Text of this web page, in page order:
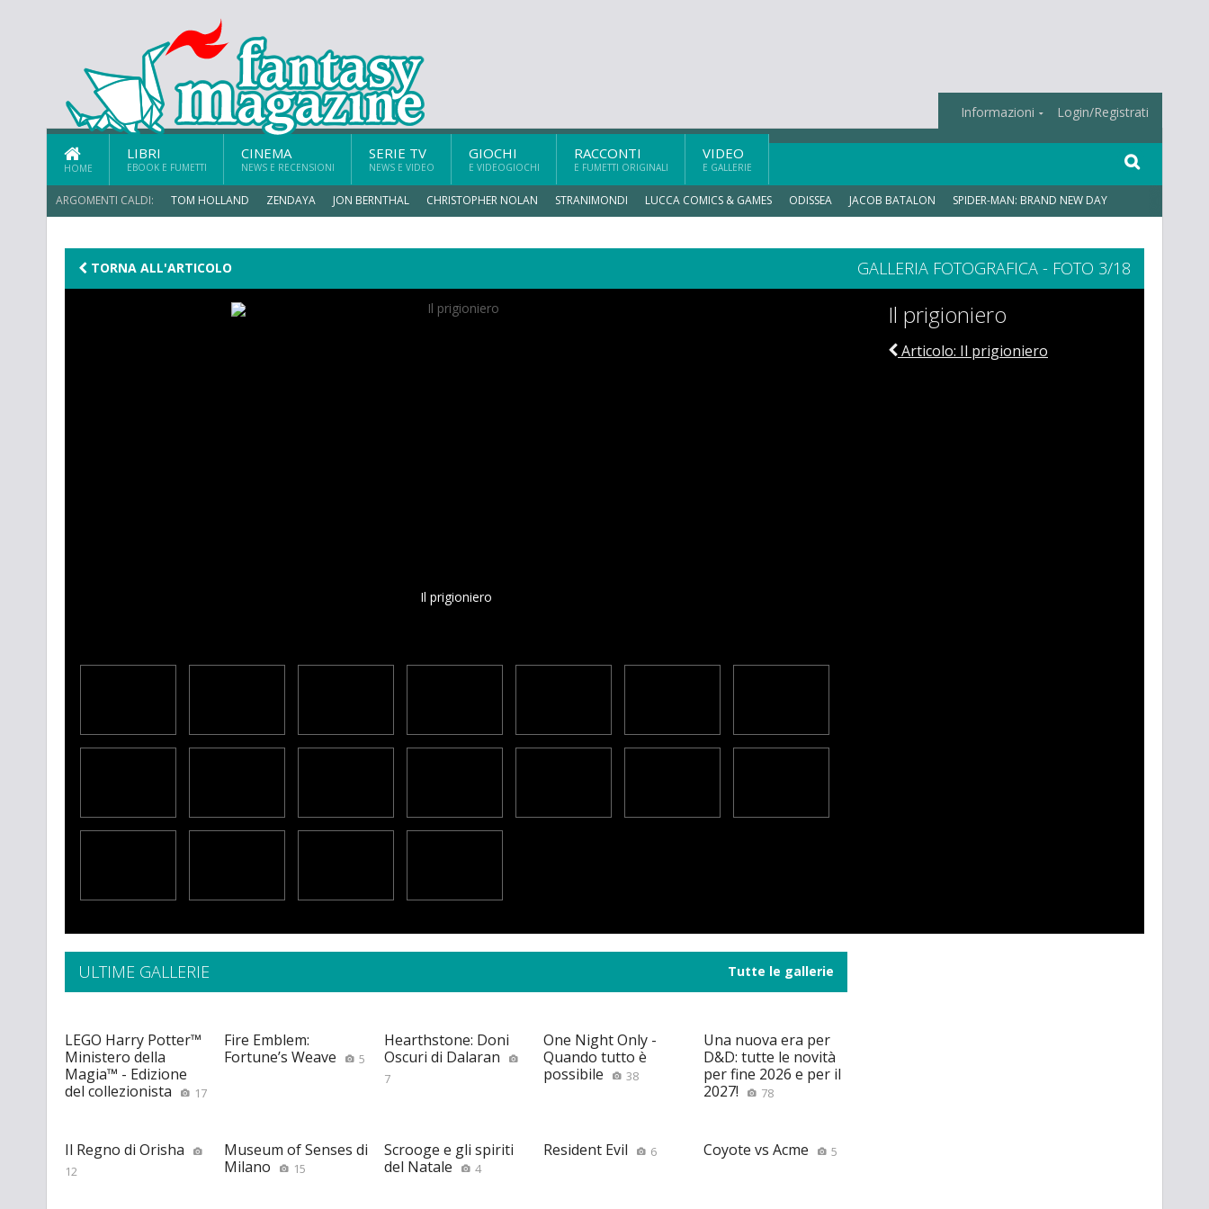
Informazioni Login/Registrati
HOME
LIBRI
EBOOK E FUMETTI
CINEMA
NEWS E RECENSIONI
SERIE TV
NEWS E VIDEO
GIOCHI
E VIDEOGIOCHI
RACCONTI
E FUMETTI ORIGINALI
VIDEO
E GALLERIE
ARGOMENTI CALDI: TOM HOLLAND ZENDAYA JON BERNTHAL CHRISTOPHER NOLAN STRANIMONDI LUCCA COMICS & GAMES ODISSEA JACOB BATALON SPIDER-MAN: BRAND NEW DAY
GALLERIA FOTOGRAFICA - FOTO 3/18
TORNA ALL'ARTICOLO
Il prigioniero
Il prigioniero
Articolo: Il prigioniero
ULTIME GALLERIE Tutte le gallerie
LEGO Harry Potter™
Ministero della
Magia™ - Edizione
del collezionista
17
Fire Emblem:
Fortune’s Weave
5
Hearthstone: Doni
Oscuri di Dalaran
7
One Night Only -
Quando tutto è
possibile
38
Una nuova era per
D&D: tutte le novità
per fine 2026 e per il
2027!
78
Il Regno di Orisha
12
Museum of Senses di
Milano
15
Scrooge e gli spiriti
del Natale
4
Resident Evil 6 Coyote vs Acme 5